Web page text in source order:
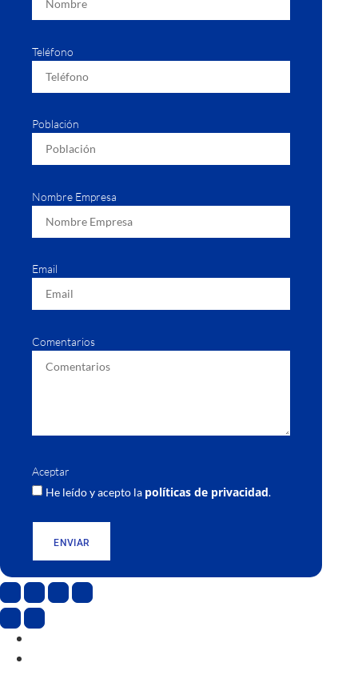
Teléfono
Población
Nombre Empresa
Email
Comentarios
Aceptar
He leído y acepto la políticas de privacidad.
ENVIAR